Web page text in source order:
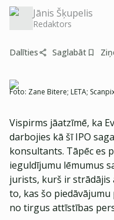
Jānis Šķupelis
Redaktors
Dalīties Saglabāt
Foto: Zane Bitere; LETA;
Vispirms jāatzīmē, ka
darbojies kā šī IPO
konsultants. Tāpēc es
ieguldījumu lēmumus
jurists, kurš ir strādājis
to, kas šo
no tirgus attīstības